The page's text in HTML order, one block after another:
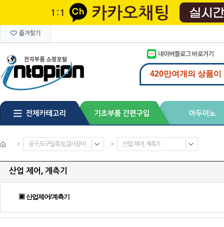
> 공구,도구및측정,검사장비 > 산업 제어, 계측기
산업 제어, 계측기
▣ 산업제어/계측기